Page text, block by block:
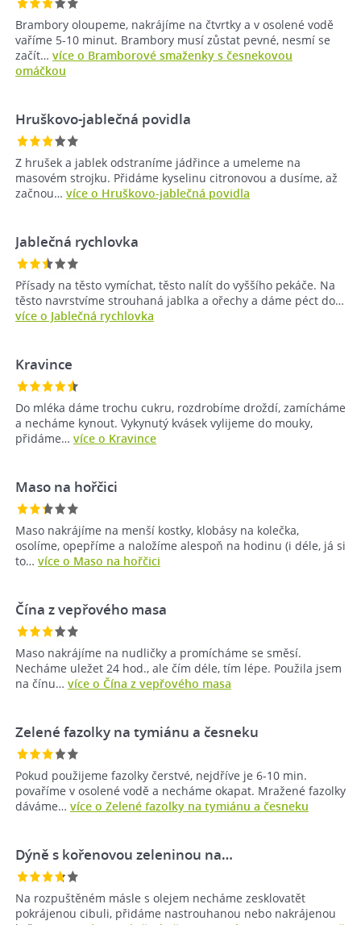
Brambory oloupeme, nakrájíme na čtvrtky a v osolené vodě
vaříme 5-10 minut. Brambory musí zůstat pevné, nesmí se
začít… více o Bramborové smaženky s česnekovou
omáčkou
Hruškovo-jablečná povidla
Z hrušek a jablek odstraníme jádřince a umeleme na
masovém strojku. Přidáme kyselinu citronovou a dusíme, až
začnou… více o Hruškovo-jablečná povidla
Jablečná rychlovka
Přísady na těsto vymíchat, těsto nalít do vyššího pekáče. Na
těsto navrstvíme strouhaná jablka a ořechy a dáme péct do…
více o Jablečná rychlovka
Kravince
Do mléka dáme trochu cukru, rozdrobíme droždí, zamícháme
a necháme kynout. Vykynutý kvásek vylijeme do mouky,
přidáme… více o Kravince
Maso na hořčici
Maso nakrájíme na menší kostky, klobásy na kolečka,
osolíme, opepříme a naložíme alespoň na hodinu (i déle, já si
to… více o Maso na hořčici
Čína z vepřového masa
Maso nakrájíme na nudličky a promícháme se směsí.
Necháme uležet 24 hod., ale čím déle, tím lépe. Použila jsem
na čínu… více o Čína z vepřového masa
Zelené fazolky na tymiánu a česneku
Pokud použijeme fazolky čerstvé, nejdříve je 6-10 min.
povaříme v osolené vodě a necháme okapat. Mražené fazolky
dáváme… více o Zelené fazolky na tymiánu a česneku
Dýně s kořenovou zeleninou na…
Na rozpuštěném másle s olejem necháme zesklovatět
pokrájenou cibuli, přidáme nastrouhanou nebo nakrájenou